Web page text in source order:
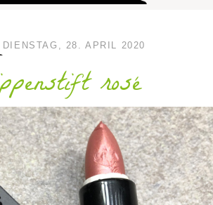
DIENSTAG, 28. APRIL 2020
rosé